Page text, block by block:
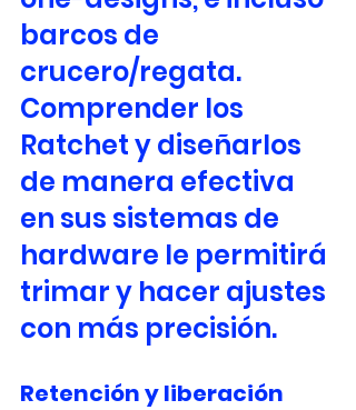
barcos de
crucero/regata.
Comprender los
Ratchet y diseñarlos
de manera efectiva
en sus sistemas de
hardware le permitirá
trimar y hacer ajustes
con más precisión.
Retención y liberación